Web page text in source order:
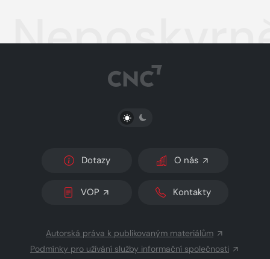
PŘEPNOUT SVĚTLÝ/TMAVÝ REŽIM
Dotazy O nás
VOP Kontakty
Autorská práva k publikovaným materiálům
Podmínky pro užívání služby informační společnosti